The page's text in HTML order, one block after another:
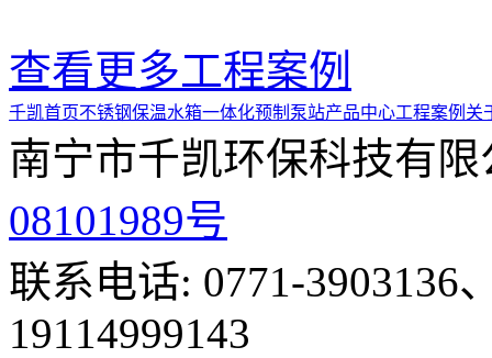
查看更多工程案例
千凯首页不锈钢保温水箱一体化预制泵站产品中心工程案例 关
南宁市千凯环保科技有限
08101989号
联系电话: 0771-3903136
19114999143